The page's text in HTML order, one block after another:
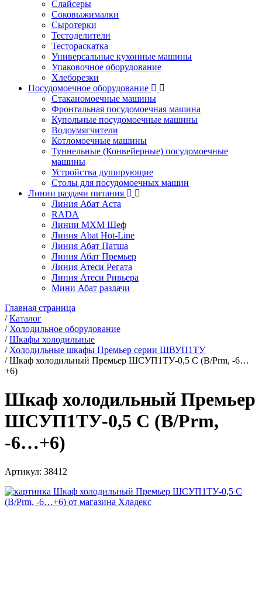
Слайсеры
Соковыжималки
Сыротерки
Тестоделители
Тестораскатка
Универсальные кухонные машины
Упаковочное оборудование
Хлеборезки
Посудомоечное оборудование
Стаканомоечные машины
Фронтальная посудомоечная машина
Купольные посудомоечные машины
Водоумягчители
Котломоечные машины
Туннельные (Конвейерные) посудомоечные
машины
Устройства душирующие
Столы для посудомоечных машин
Линии раздачи питания
Линия Абат Аста
RADA
Линии МХМ Шеф
Линия Abat Hot-Line
Линия Абат Патша
Линия Абат Премьер
Линия Атеси Регата
Линия Атеси Ривьера
Мини Абат раздачи
Главная страница
/Каталог
/ Холодильное оборудование
/Шкафы холодильные
/ Холодильные шкафы Премьер серии ШВУП1ТУ
/Шкаф холодильный Премьер ШСУП1ТУ-0,5 С (В/Prm, -6…
+6)
Шкаф холодильный Премьер
ШСУП1ТУ-0,5 С (В/Prm,
-6…+6)
Артикул: 38412